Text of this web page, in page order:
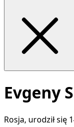
Evgeny
Rosja, urodził się